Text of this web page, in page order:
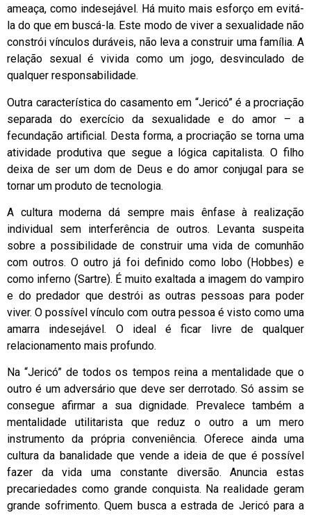
ameaça, como indesejável. Há muito mais esforço em evitá-
la do que em buscá-la. Este modo de viver a sexualidade não
constrói vínculos duráveis, não leva a construir uma família. A
relação sexual é vivida como um jogo, desvinculado de
qualquer responsabilidade.
Outra característica do casamento em “Jericó” é a procriação
separada do exercício da sexualidade e do amor – a
fecundação artificial. Desta forma, a procriação se torna uma
atividade produtiva que segue a lógica capitalista. O filho
deixa de ser um dom de Deus e do amor conjugal para se
tornar um produto de tecnologia.
A cultura moderna dá sempre mais ênfase à realização
individual sem interferência de outros. Levanta suspeita
sobre a possibilidade de construir uma vida de comunhão
com outros. O outro já foi definido como lobo (Hobbes) e
como inferno (Sartre). É muito exaltada a imagem do vampiro
e do predador que destrói as outras pessoas para poder
viver. O possível vínculo com outra pessoa é visto como uma
amarra indesejável. O ideal é ficar livre de qualquer
relacionamento mais profundo.
Na “Jericó” de todos os tempos reina a mentalidade que o
outro é um adversário que deve ser derrotado. Só assim se
consegue afirmar a sua dignidade. Prevalece também a
mentalidade utilitarista que reduz o outro a um mero
instrumento da própria conveniência. Oferece ainda uma
cultura da banalidade que vende a ideia de que é possível
fazer da vida uma constante diversão. Anuncia estas
precariedades como grande conquista. Na realidade geram
grande sofrimento. Quem busca a estrada de Jericó para a